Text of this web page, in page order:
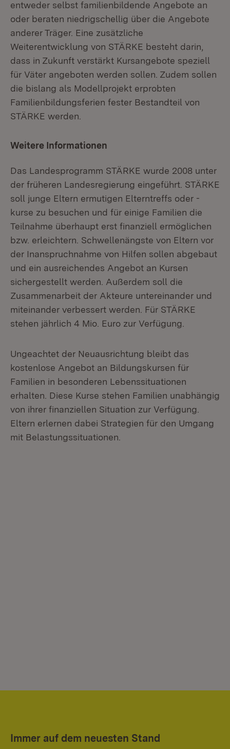
entweder selbst familienbildende Angebote an
oder beraten niedrigschellig über die Angebote
anderer Träger. Eine zusätzliche
Weiterentwicklung von STÄRKE besteht darin,
dass in Zukunft verstärkt Kursangebote speziell
für Väter angeboten werden sollen. Zudem sollen
die bislang als Modellprojekt erprobten
Familienbildungsferien fester Bestandteil von
STÄRKE werden.
Weitere Informationen
Das Landesprogramm STÄRKE wurde 2008 unter
der früheren Landesregierung eingeführt. STÄRKE
soll junge Eltern ermutigen Elterntreffs oder -
kurse zu besuchen und für einige Familien die
Teilnahme überhaupt erst finanziell ermöglichen
bzw. erleichtern. Schwellenängste von Eltern vor
der Inanspruchnahme von Hilfen sollen abgebaut
und ein ausreichendes Angebot an Kursen
sichergestellt werden. Außerdem soll die
Zusammenarbeit der Akteure untereinander und
miteinander verbessert werden. Für STÄRKE
stehen jährlich 4 Mio. Euro zur Verfügung.
Ungeachtet der Neuausrichtung bleibt das
kostenlose Angebot an Bildungskursen für
Familien in besonderen Lebenssituationen
erhalten. Diese Kurse stehen Familien unabhängig
von ihrer finanziellen Situation zur Verfügung.
Eltern erlernen dabei Strategien für den Umgang
mit Belastungssituationen.
Immer auf dem neuesten Stand